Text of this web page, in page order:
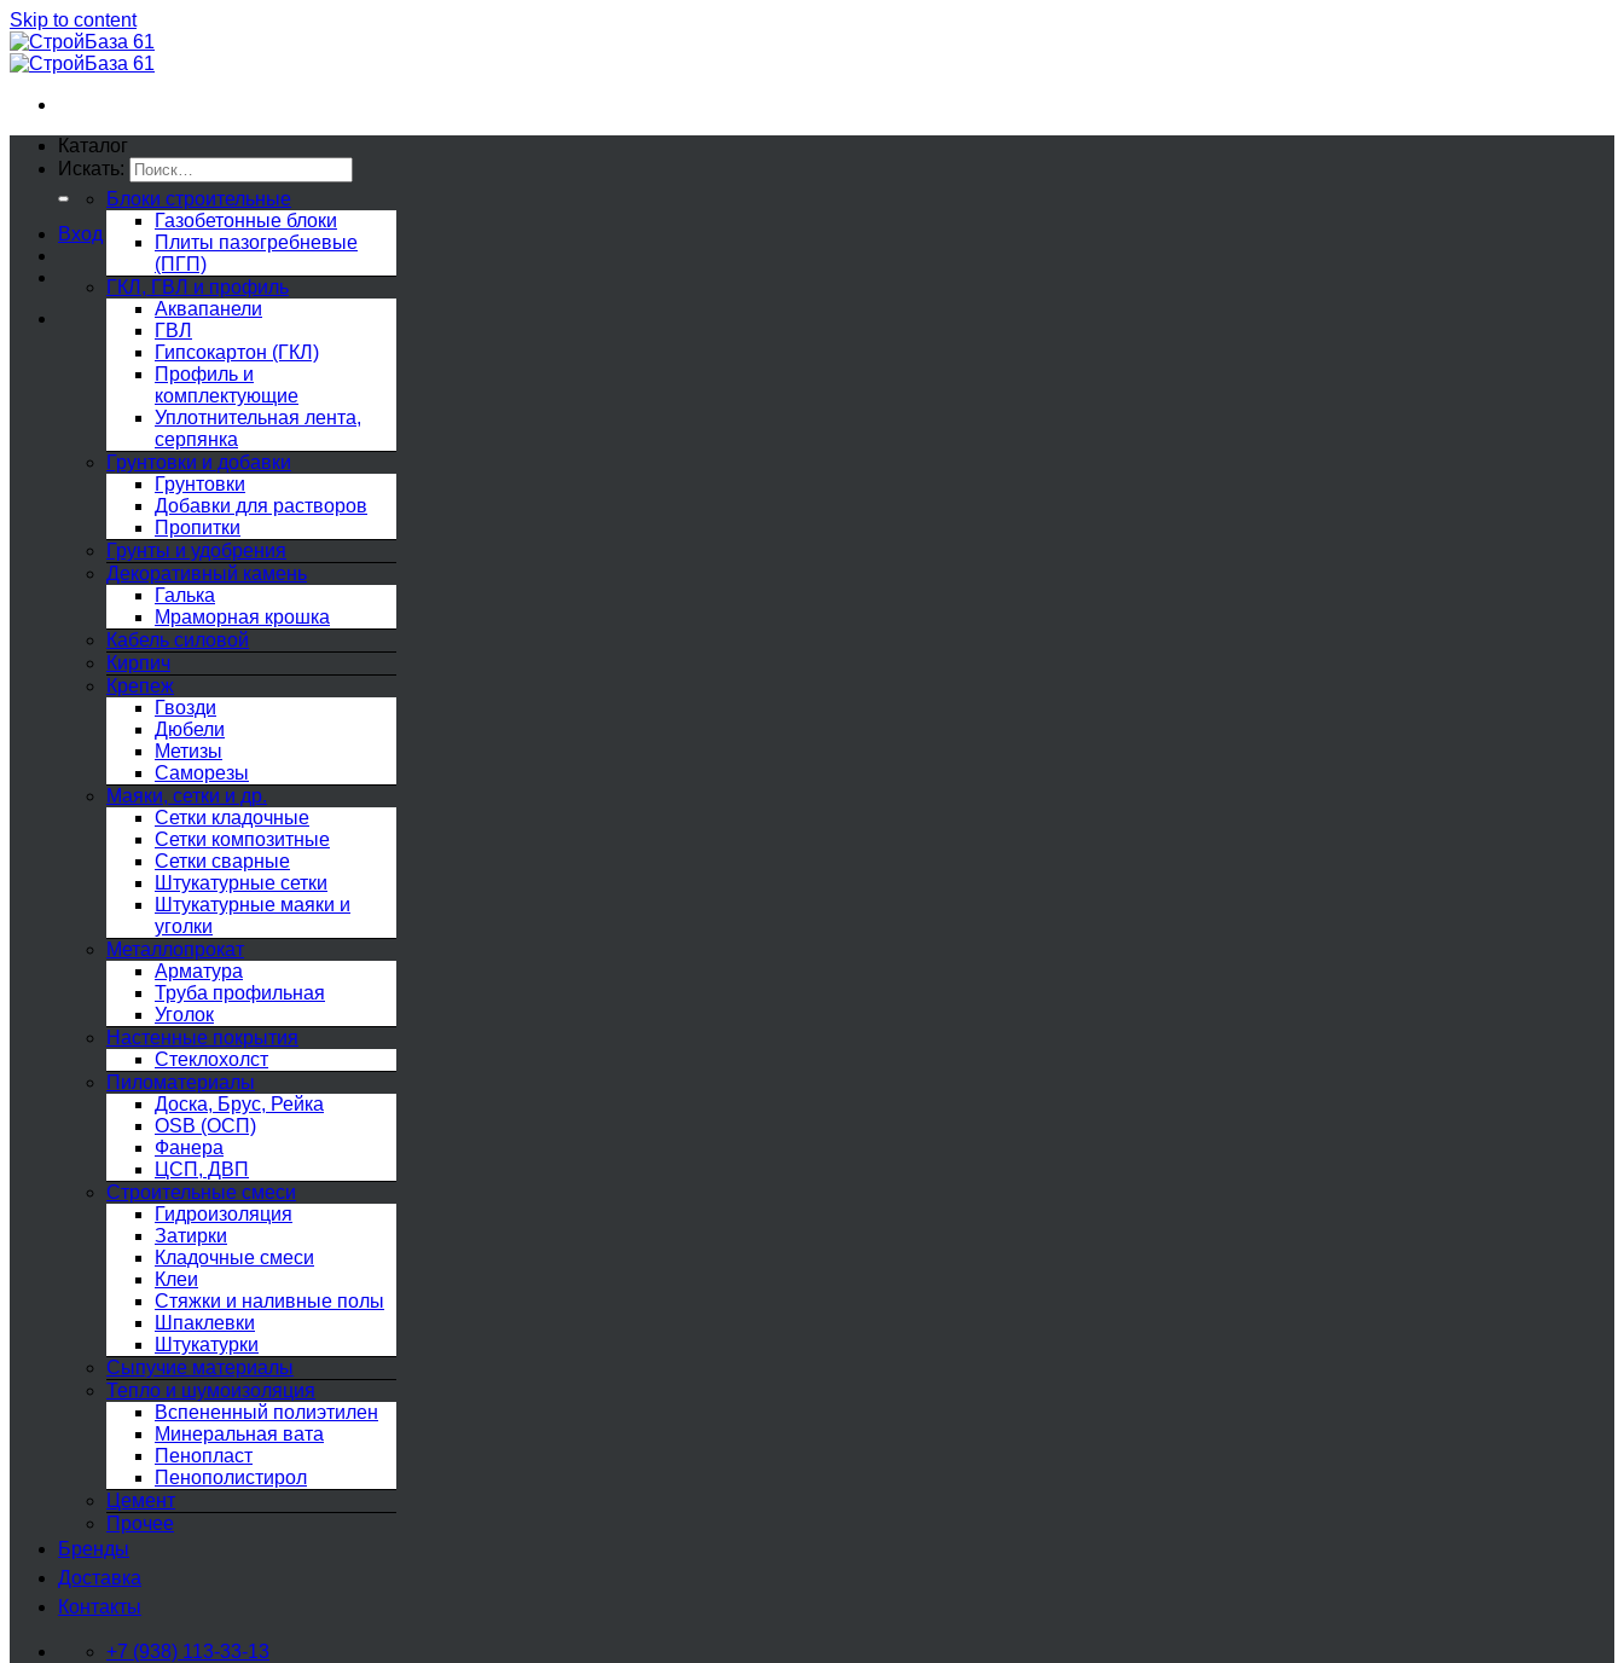
Skip to content
Искать:
Вход
Каталог
Блоки строительные
Газобетонные блоки
Плиты пазогребневые
(ПГП)
ГКЛ, ГВЛ и профиль
Аквапанели
ГВЛ
Гипсокартон (ГКЛ)
Профиль и
комплектующие
Уплотнительная лента,
серпянка
Грунтовки и добавки
Грунтовки
Добавки для растворов
Пропитки
Грунты и удобрения
Декоративный камень
Галька
Мраморная крошка
Кабель силовой
Кирпич
Крепеж
Гвозди
Дюбели
Метизы
Саморезы
Маяки, сетки и др.
Сетки кладочные
Сетки композитные
Сетки сварные
Штукатурные сетки
Штукатурные маяки и
уголки
Металлопрокат
Арматура
Труба профильная
Уголок
Настенные покрытия
Стеклохолст
Пиломатериалы
Доска, Брус, Рейка
OSB (ОСП)
Фанера
ЦСП, ДВП
Строительные смеси
Гидроизоляция
Затирки
Кладочные смеси
Клеи
Стяжки и наливные полы
Шпаклевки
Штукатурки
Сыпучие материалы
Тепло и шумоизоляция
Вспененный полиэтилен
Минеральная вата
Пенопласт
Пенополистирол
Цемент
Прочее
Бренды
Доставка
Контакты
+7 (938) 113-33-13